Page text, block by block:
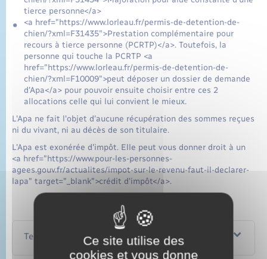
tierce personne</a>
<a href="https://www.lorleau.fr/permis-de-detention-de-
chien/?xml=F31435">Prestation complémentaire pour
recours à tierce personne (PCRTP)</a>. Toutefois, la
personne qui touche la PCRTP <a
href="https://www.lorleau.fr/permis-de-detention-de-
chien/?xml=F10009">peut déposer un dossier de demande
d'Apa</a> pour pouvoir ensuite choisir entre ces 2
allocations celle qui lui convient le mieux.
L'Apa ne fait l'objet d'aucune récupération des sommes reçues
ni du vivant, ni au décès de son titulaire.
L'Apa est exonérée d'impôt. Elle peut vous donner droit à un
<a href="https://www.pour-les-personnes-
agees.gouv.fr/actualites/impot-sur-le-revenu-faut-il-declarer-
lapa" target="_blank">crédit d'impôt</a>.
Textes de référenceCe site utilise des
cookies et vous donne